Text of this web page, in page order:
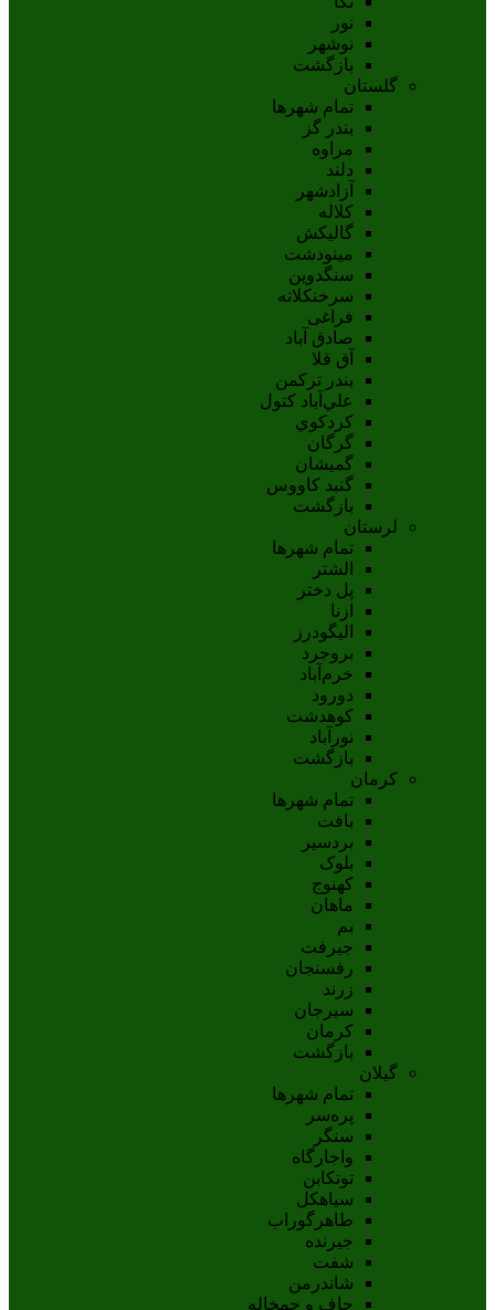
نور
نوشهر
بازگشت
گلستان
تمام شهر‌ها
بندر گز
مراوه
دلند
آزادشهر
کلاله
گالیکش
مینودشت
سنگدوین
سرخنکلاته
فراغی
صادق آباد
آق قلا
بندر ترکمن
علي‌آباد کتول
کردکوي
گرگان
گميشان
گنبد کاووس
بازگشت
لرستان
تمام شهر‌ها
الشتر
پل دختر
ازنا
اليگودرز
بروجرد
خرم‌آباد
دورود
کوهدشت
نورآباد
بازگشت
کرمان
تمام شهر‌ها
بافت
بردسیر
بلوک
کهنوج
ماهان
بم
جيرفت
رفسنجان
زرند
سيرجان
کرمان
بازگشت
گیلان
تمام شهر‌ها
پره‌سر
سنگر
واجارگاه
توتکابن
سیاهکل
طاهرگوراب
جیرنده
شفت
شاندرمن
چاف و چمخاله